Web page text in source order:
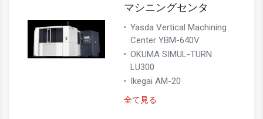
マシニングセンタ
Yasda Vertical Machining
Center YBM-640V
OKUMA SIMUL-TURN
LU300
Ikegai AM-20
全て見る